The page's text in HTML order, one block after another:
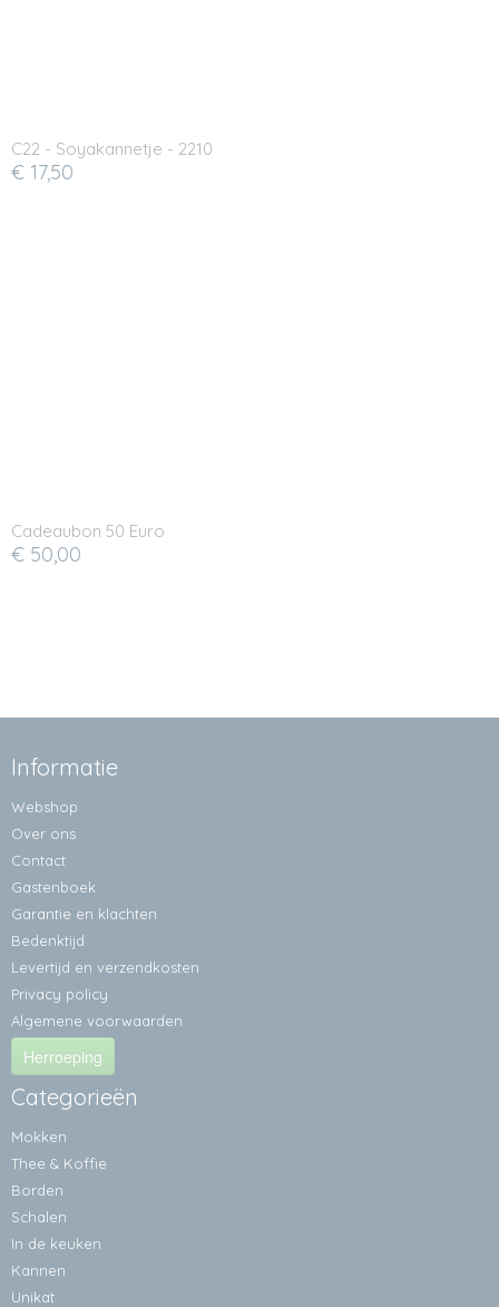
C22 - Soyakannetje - 2210
€ 17,50
Cadeaubon 50 Euro
€ 50,00
Informatie
Webshop
Over ons
Contact
Gastenboek
Garantie en klachten
Bedenktijd
Levertijd en verzendkosten
Privacy policy
Algemene voorwaarden
Herroeping
Categorieën
Mokken
Thee & Koffie
Borden
Schalen
In de keuken
Kannen
Unikat